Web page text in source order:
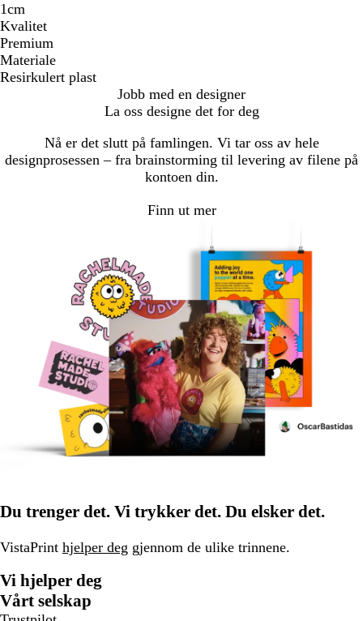
1cm
Kvalitet
Premium
Materiale
Resirkulert plast
Jobb med en designer
La oss designe det for deg
Nå er det slutt på famlingen. Vi tar oss av hele
designprosessen – fra brainstorming til levering av filene på
kontoen din.
Finn ut mer
Du trenger det. Vi trykker det. Du elsker det.
VistaPrint hjelper deg gjennom de ulike trinnene.
Vi hjelper deg
Vårt selskap